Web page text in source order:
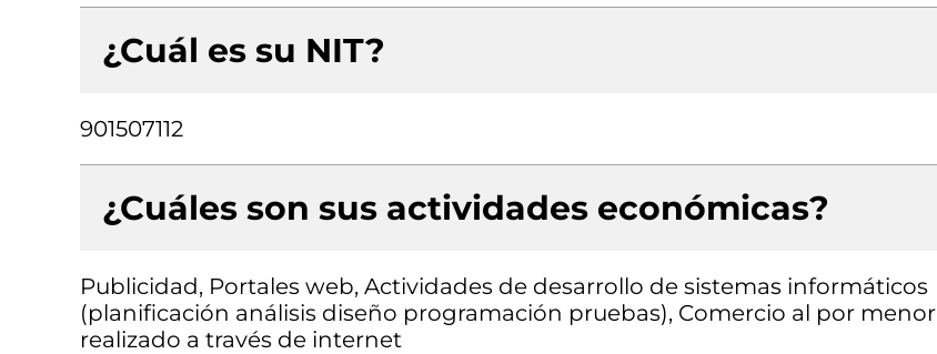
¿Cuál es su NIT?
901507112
¿Cuáles son sus actividades económicas?
Publicidad, Portales web, Actividades de desarrollo de sistemas informáticos
(planificación análisis diseño programación pruebas), Comercio al por menor
realizado a través de internet